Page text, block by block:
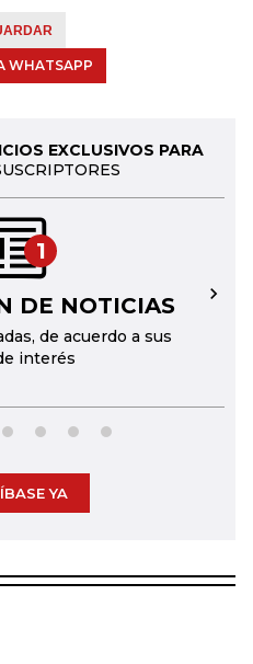
WHATSAPP
EXCLUSIVOS PARA
1
DE NOTICIAS
de acuerdo a sus
interés
→
YA